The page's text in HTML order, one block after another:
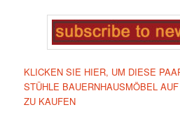
KLICKEN SIE HIER, UM DIESE
STÜHLE BAUERNHAUSMÖBEL
ZU KAUFEN